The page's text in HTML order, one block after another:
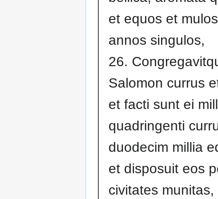
et equos et
annos singulos,
26.
Salomon currus
et facti sunt ei
quadringenti
duodecim millia
et disposuit eos
civitates munitas,